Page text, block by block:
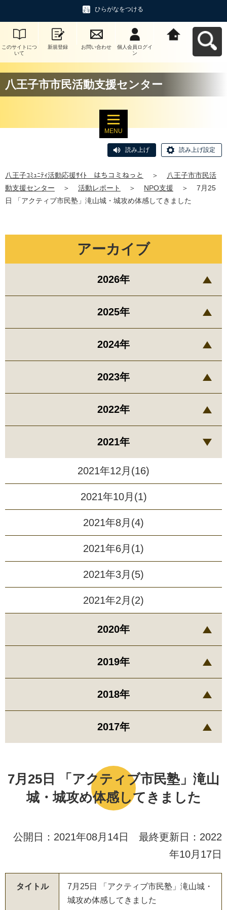
ひらがなをつける
このサイトにつ
いて
新規登録 お問い合わせ
個人会員ログイ
ン
八王子市市民活動支援センター
MENU
読み上げ 読み上げ設定
八王子ｺﾐｭﾆﾃｨ活動応援ｻｲﾄ はちコミねっと ＞
八王子市市民活
動支援センター
＞ 活動レポート ＞ NPO支援 ＞
7月25
日 「アクティブ市民塾」滝山城・城攻め体感してきました
7月25日 「アクティブ市民塾」滝山
城・城攻め体感してきました
公開日：2021年08月14日 最終更新日：2022
年10月17日
タイトル 7 月 25日 「 アク テ ィ ブ市民塾 」 滝山城 ・
城攻め体感して き ま した
アーカイブ
2026年
2025年
2024年
2023年
2022年
2021年
2021年12月(16)
2021年10月(1)
2021年8月(4)
2021年6月(1)
2021年3月(5)
2021年2月(2)
2020年
2019年
2018年
2017年